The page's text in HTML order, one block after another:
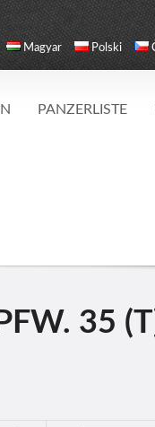
Magyar Polski
PANZERLISTE
35